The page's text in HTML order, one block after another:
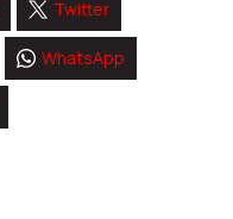
Twitter
WhatsApp